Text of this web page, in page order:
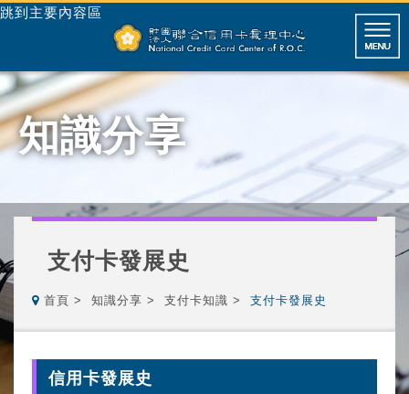
跳到主要內容區
知識分享
支付卡發展史
首頁 知識分享 支付卡知識 支付卡發展史
信用卡發展史